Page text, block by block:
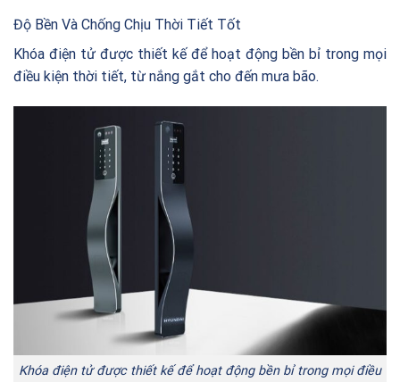
Độ Bền Và Chống Chịu Thời Tiết Tốt
Khóa điện tử được thiết kế để hoạt động bền bỉ trong mọi
điều kiện thời tiết, từ nắng gắt cho đến mưa bão.
Khóa điện tử được thiết kế để hoạt động bền bỉ trong mọi điều